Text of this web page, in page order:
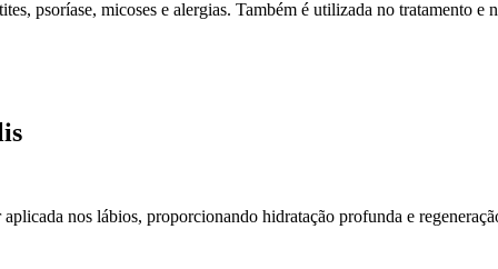
psoríase, micoses e alergias. Também é utilizada no tratamento e
nos lábios, proporcionando hidratação profunda e